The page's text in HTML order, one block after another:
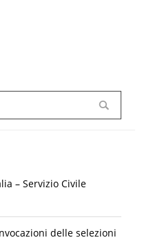
– Servizio Civile
delle selezioni